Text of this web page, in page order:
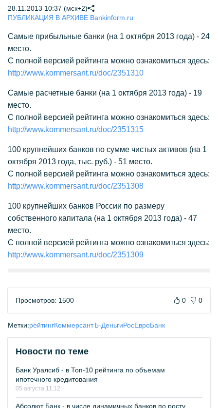
28.11.2013 10:37 (мск+2)
ПУБЛИКАЦИЯ В АРХИВЕ Bankinform.ru
Самые прибыльные банки (на 1 октября 2013 года) - 24
место.
С полной версией рейтинга можно ознакомиться здесь:
http://www.kommersant.ru/doc/2351310
Самые расчетные банки (на 1 октября 2013 года) - 19
место.
С полной версией рейтинга можно ознакомиться здесь:
http://www.kommersant.ru/doc/2351315
100 крупнейших банков по сумме чистых активов (на 1
октября 2013 года, тыс. руб.) - 51 место.
С полной версией рейтинга можно ознакомиться здесь:
http://www.kommersant.ru/doc/2351308
100 крупнейших банков России по размеру
собственного капитала (на 1 октября 2013 года) - 47
место.
С полной версией рейтинга можно ознакомиться здесь:
http://www.kommersant.ru/doc/2351309
Просмотров: 1500 0 0
Метки:рейтингКоммерсантЪ-ДеньгиРосЕвроБанк
Новости по теме
Банк Уралсиб - в Топ-10 рейтинга по объемам
ипотечного кредитования
05 августа 11:12
Абсолют Банк - в числе динамичных банков по росту